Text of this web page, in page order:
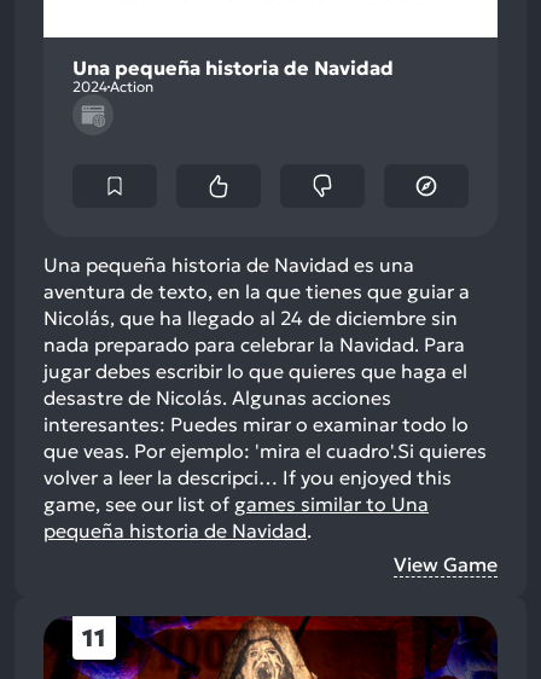
Una pequeña historia de Navidad
2024Action
Una pequeña historia de Navidad es una
aventura de texto, en la que tienes que guiar a
Nicolás, que ha llegado al 24 de diciembre sin
nada preparado para celebrar la Navidad. Para
jugar debes escribir lo que quieres que haga el
desastre de Nicolás. Algunas acciones
interesantes: Puedes mirar o examinar todo lo
que veas. Por ejemplo: 'mira el cuadro'.Si quieres
volver a leer la descripci… If you enjoyed this
game, see our list of games similar to Una
pequeña historia de Navidad.
View Game
11